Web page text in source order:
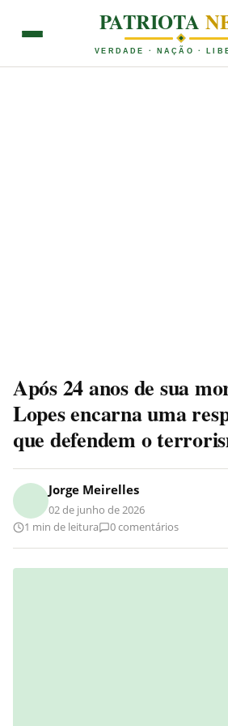
PATRIOTA
VERDADE · NAÇÃO ·
Após 24 anos de sua
Lopes encarna uma
que defendem o
Jorge Meirelles
02 de junho de 2026
1 min de leitura
0 comentários